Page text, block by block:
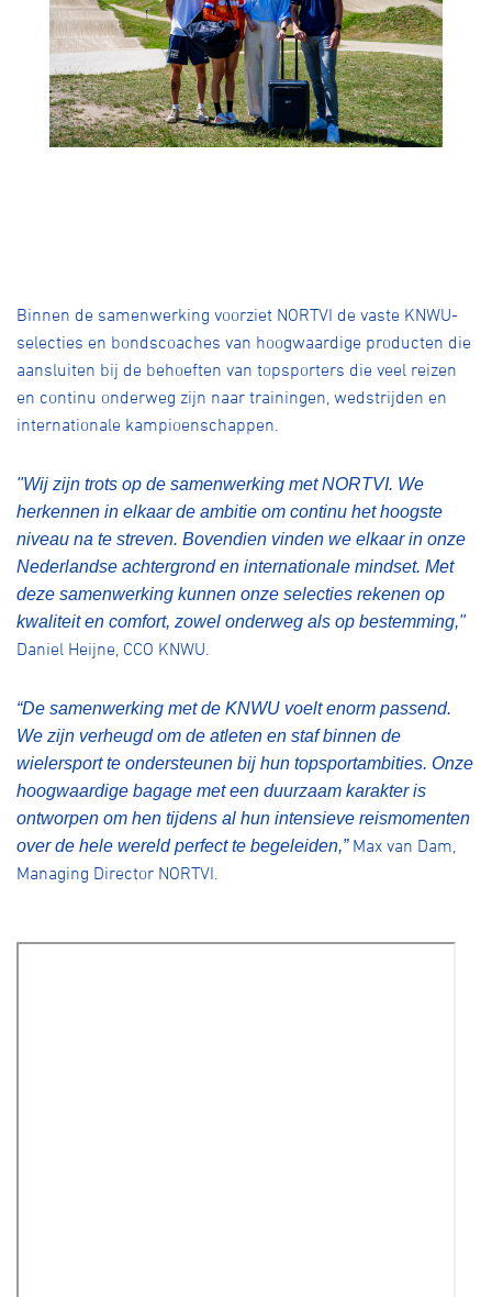
Binnen de samenwerking voorziet NORTVI de vaste KNWU-
selecties en bondscoaches van hoogwaardige producten die
aansluiten bij de behoeften van topsporters die veel reizen
en continu onderweg zijn naar trainingen, wedstrijden en
internationale kampioenschappen.
"Wij zijn trots op de samenwerking met NORTVI. We
herkennen in elkaar de ambitie om continu het hoogste
niveau na te streven. Bovendien vinden we elkaar in onze
Nederlandse achtergrond en internationale mindset. Met
deze samenwerking kunnen onze selecties rekenen op
kwaliteit en comfort, zowel onderweg als op bestemming,"
Daniel Heijne, CCO KNWU.
“De samenwerking met de KNWU voelt enorm passend.
We zijn verheugd om de atleten en staf binnen de
wielersport te ondersteunen bij hun topsportambities. Onze
hoogwaardige bagage met een duurzaam karakter is
ontworpen om hen tijdens al hun intensieve reismomenten
over de hele wereld perfect te begeleiden,”Max van Dam,
Managing Director NORTVI